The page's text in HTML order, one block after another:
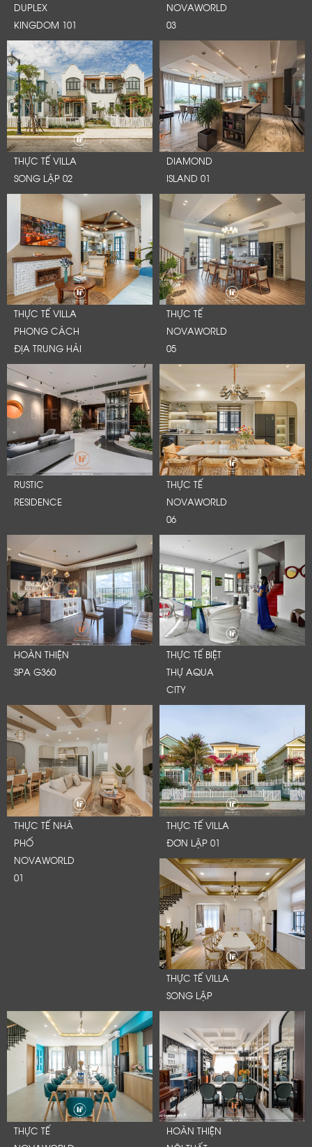
DUPLEX
KINGDOM 101
NOVAWORLD
03
THỰC TẾ VILLA
SONG LẬP 02
DIAMOND
ISLAND 01
THỰC TẾ VILLA
PHONG CÁCH
ĐỊA TRUNG HẢI
THỰC TẾ
NOVAWORLD
05
RUSTIC
RESIDENCE
THỰC TẾ
NOVAWORLD
06
HOÀN THIỆN
SPA G360
THỰC TẾ BIỆT
THỰ AQUA
CITY
THỰC TẾ NHÀ
PHỐ
NOVAWORLD
01
THỰC TẾ VILLA
ĐƠN LẬP 01
THỰC TẾ VILLA
SONG LẬP
THỰC TẾ
HOÀN THIỆN